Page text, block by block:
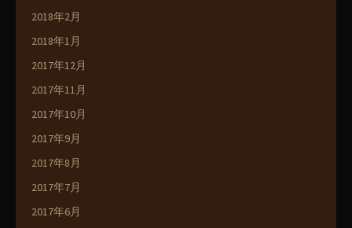
2018年2月
2018年1月
2017年12月
2017年11月
2017年10月
2017年9月
2017年8月
2017年7月
2017年6月